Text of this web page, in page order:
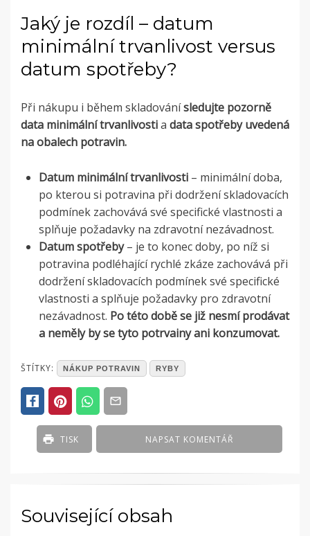
Jaký je rozdíl – datum
minimální trvanlivost versus
datum spotřeby?
Při nákupu i během skladovánísledujte pozorně
data minimální trvanlivostia data spotřeby uvedená
na obalech potravin.
Datum minimální trvanlivosti – minimální doba,
po kterou si potravina při dodržení skladovacích
podmínek zachovává své specifické vlastnosti a
splňuje požadavky na zdravotní nezávadnost.
Datum spotřeby– je to konec doby, po níž si
potravina podléhající rychlé zkáze zachovává při
dodržení skladovacích podmínek své specifické
vlastnosti a splňuje požadavky pro zdravotní
nezávadnost. Po této době se již nesmí prodávat
a neměly by se tyto potrvainy ani konzumovat.
POSTED
ČLÁNKY
ŠTÍTKY: NÁKUP POTRAVIN RYBY
NAPSAT KOMENTÁŘ
TISK
Související obsah